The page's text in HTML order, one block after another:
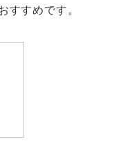
すすめです。